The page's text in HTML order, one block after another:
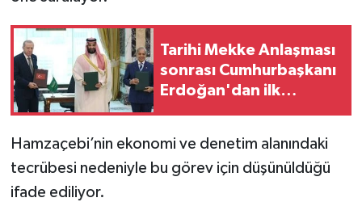
Tarihi Mekke Anlaşması
sonrası Cumhurbaşkanı
Erdoğan'dan ilk
Hamzaçebi’nin ekonomi ve denetim alanındaki
tecrübesi nedeniyle bu görev için düşünüldüğü
ifade ediliyor.